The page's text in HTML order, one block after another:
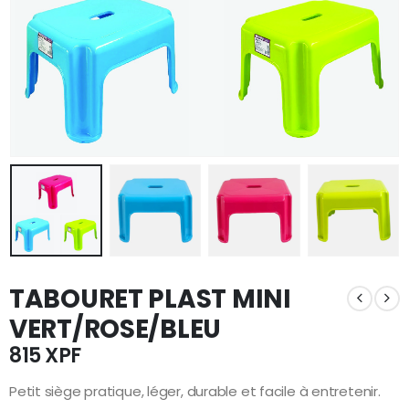
TABOURET PLAST MINI
VERT/ROSE/BLEU
815XPF
Petit siège pratique, léger, durable et facile à entretenir.